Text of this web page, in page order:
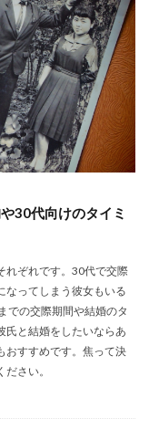
30代向けのタイミ
れぞれです。30代で交際
なってしまう彼女もいる
での交際期間や結婚のタ
氏と結婚をしたいならあ
おすすめです。焦って決
さい。
例
余興
会費
代表